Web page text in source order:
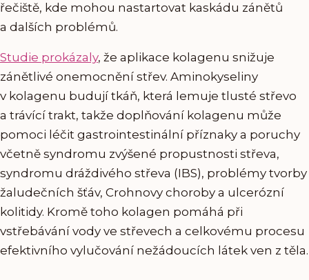
řečiště, kde mohou nastartovat kaskádu zánětů
a dalších problémů.
Studie prokázaly, že aplikace kolagenu snižuje
zánětlivé onemocnění střev. Aminokyseliny
v kolagenu budují tkáň, která lemuje tlusté střevo
a trávící trakt, takže doplňování kolagenu může
pomoci léčit gastrointestinální příznaky a poruchy
včetně syndromu zvýšené propustnosti střeva,
syndromu dráždivého střeva (IBS), problémy tvorby
žaludečních šťáv, Crohnovy choroby a ulcerózní
kolitidy. Kromě toho kolagen pomáhá při
vstřebávání vody ve střevech a celkovému procesu
efektivního vylučování nežádoucích látek ven z těla.